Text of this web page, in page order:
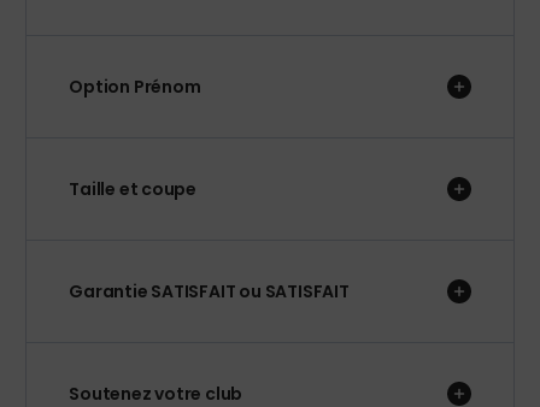
Option Prénom
Taille et coupe
Garantie SATISFAIT ou SATISFAIT
Soutenez votre club